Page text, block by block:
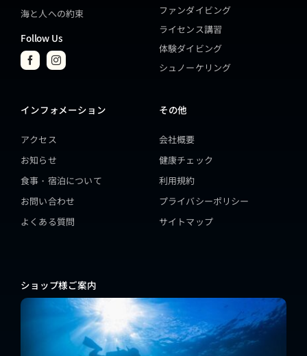
海と人への約束
Follow Us
ファンダイビング
ライセンス講習
体験ダイビング
シュノーケリング
インフォメーション
アクセス
お知らせ
食事・宿泊について
お問い合わせ
よくある質問
その他
会社概要
健康チェック
利用規約
プライバシーポリシー
サイトマップ
ショップ様ご案内